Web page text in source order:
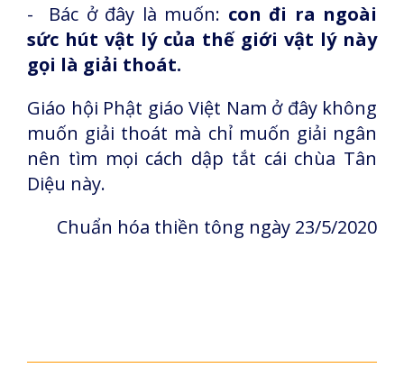
- Bác ở đây là muốn: con đi ra ngoài
sức hút vật lý của thế giới vật lý này
gọi là giải thoát.
Giáo hội Phật giáo Việt Nam ở đây không
muốn giải thoát mà chỉ muốn giải ngân
nên tìm mọi cách dập tắt cái chùa Tân
Diệu này.
Chuẩn hóa thiền tông ngày 23/5/2020